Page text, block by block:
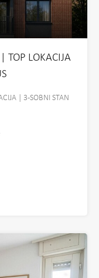
TOP LOKACIJA
| 3-SOBNI STAN